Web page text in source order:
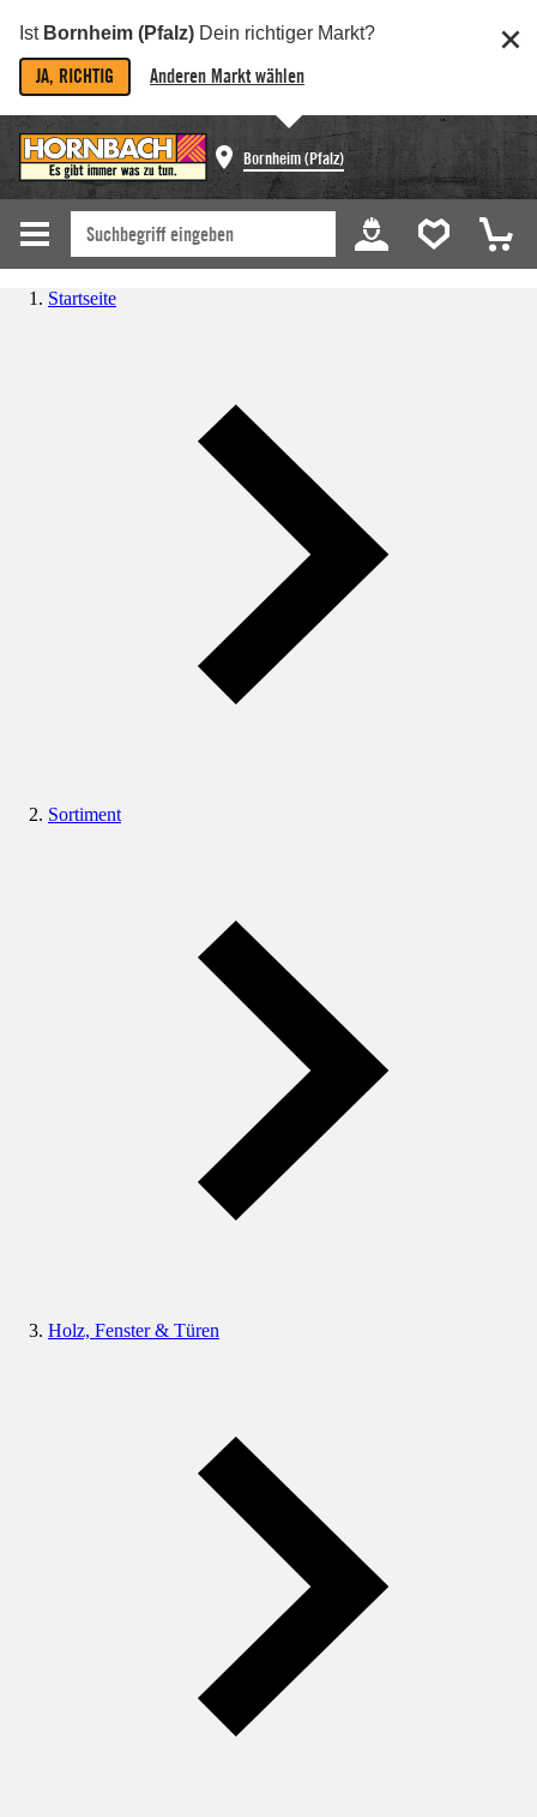
Ist Bornheim (Pfalz) Dein richtiger Markt?
JA, RICHTIG Anderen Markt wählen
Bornheim (Pfalz)
Startseite
Sortiment
Holz, Fenster & Türen